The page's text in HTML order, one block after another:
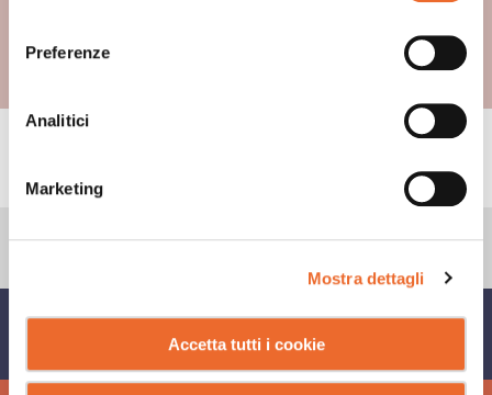
Preferenze
Analitici
Marketing
Mostra dettagli
Accetta tutti i cookie